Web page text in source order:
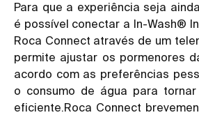
Para que a experiência seja
é possível conectar a In-Wash®
Roca Connect através de um
permite ajustar os pormenores
acordo com as preferências
o consumo de água para
eficiente.Roca Connect